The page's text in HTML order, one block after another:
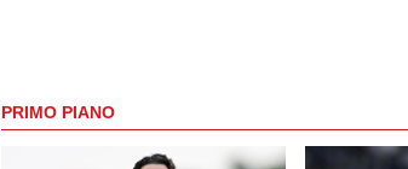
PRIMO PIANO